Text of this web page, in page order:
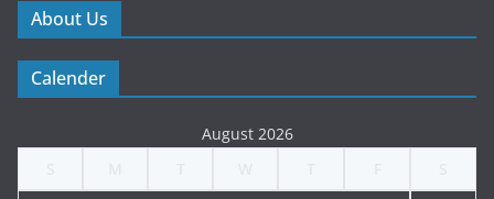
About Us
Calender
August 2026